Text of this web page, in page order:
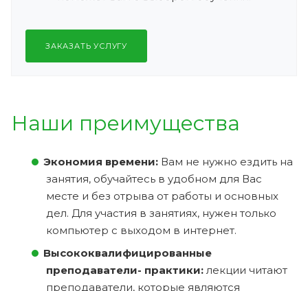
ЗАКАЗАТЬ УСЛУГУ
Наши преимущества
Экономия времени: Вам не нужно ездить на
занятия, обучайтесь в удобном для Вас
месте и без отрыва от работы и основных
дел. Для участия в занятиях, нужен только
компьютер с выходом в интернет.
Высококвалифицированные
преподаватели- практики: лекции читают
преподаватели, которые являются